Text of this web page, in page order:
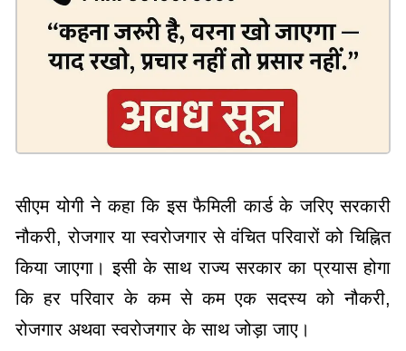
सीएम योगी ने कहा कि इस फैमिली कार्ड के जरिए सरकारी
नौकरी, रोजगार या स्वरोजगार से वंचित परिवारों को चिह्नित
किया जाएगा। इसी के साथ राज्य सरकार का प्रयास होगा
कि हर परिवार के कम से कम एक सदस्य को नौकरी,
रोजगार अथवा स्वरोजगार के साथ जोड़ा जाए।